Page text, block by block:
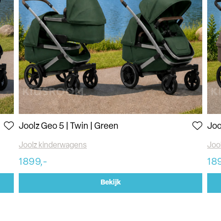
Joolz Geo 5 | Twin | Green
Joolz kinderwagens
1899,-
Bekijk